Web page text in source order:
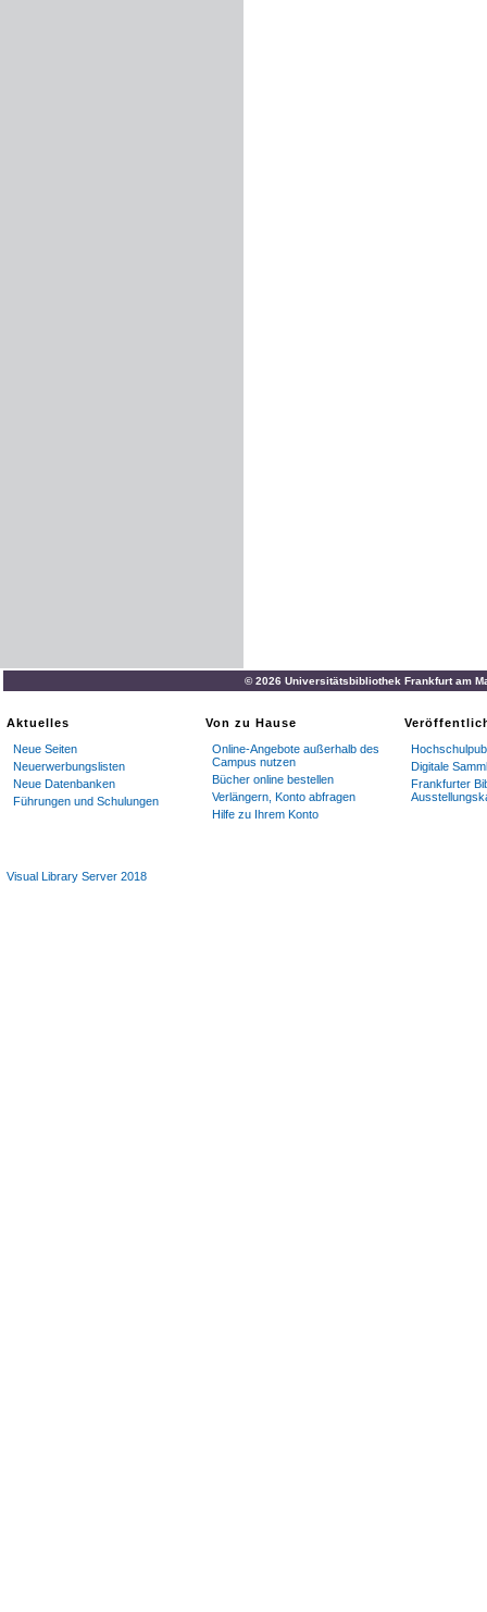
© 2026 Universitätsbibliothek Frankfurt am
Aktuelles
Neue Seiten
Neuerwerbungslisten
Neue Datenbanken
Führungen und Schulungen
Von zu Hause
Online-Angebote außerhalb des
Campus nutzen
Bücher online bestellen
Verlängern, Konto abfragen
Hilfe zu Ihrem Konto
Digitale
Frankfurter
Visual Library Server 2018